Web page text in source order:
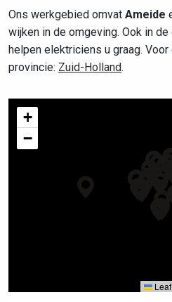
Ons werkgebied omvat Ameide
wijken in de omgeving. Ook in
helpen elektriciens u graag.
provincie: Zuid-Holland.
+
−